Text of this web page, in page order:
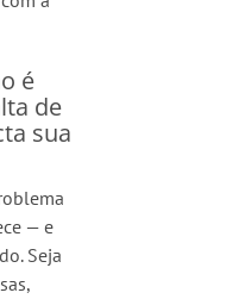
é
de
sua
— e
Seja